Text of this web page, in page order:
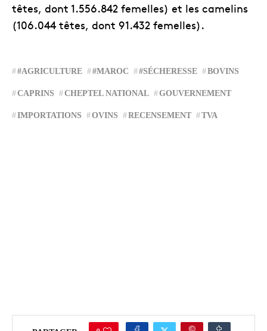
têtes, dont 1.556.842 femelles) et les camelins
(106.044 têtes, dont 91.432 femelles).
#AGRICULTURE #MAROC #SÉCHERESSE BOVINS
CAPRINS CHEPTEL NATIONAL GOUVERNEMENT
IMPORTATIONS OVINS RECENSEMENT TVA